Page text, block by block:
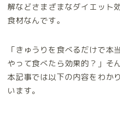
解などさまざまなダイエット
食材なんです。
「きゅうりを食べるだけで本
やって食べたら効果的？」そ
本記事では以下の内容をわか
います。